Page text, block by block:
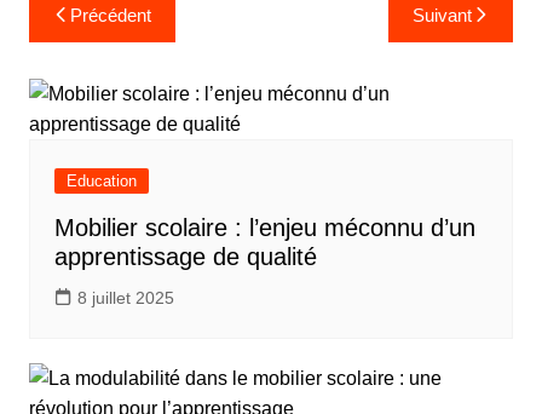
de
l’article
Précédent Suivant
Education
Mobilier scolaire : l’enjeu méconnu d’un
apprentissage de qualité
8 juillet 2025